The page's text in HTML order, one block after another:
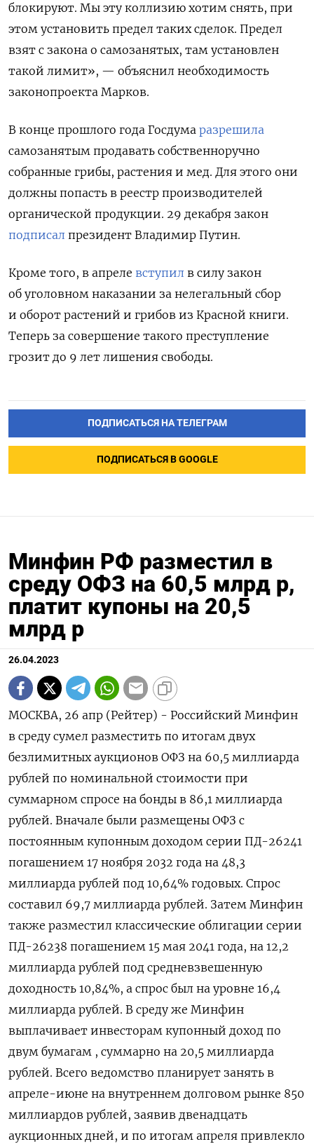
блокируют. Мы эту коллизию хотим снять, при
этом установить предел таких сделок. Предел
взят с закона о самозанятых, там установлен
такой лимит», — объяснил необходимость
законопроекта Марков.
В конце прошлого года Госдума разрешила
самозанятым продавать собственноручно
собранные грибы, растения и мед. Для этого они
должны попасть в реестр производителей
органической продукции. 29 декабря закон
подписал президент Владимир Путин.
Кроме того, в апреле вступил в силу закон
об уголовном наказании за нелегальный сбор
и оборот растений и грибов из Красной книги.
Теперь за совершение такого преступление
грозит до 9 лет лишения свободы.
ПОДПИСАТЬСЯ НА ТЕЛЕГРАМ
ПОДПИСАТЬСЯ В GOOGLE
Минфин РФ разместил в
среду ОФЗ на 60,5 млрд р,
платит купоны на 20,5
млрд р
26.04.2023
МОСКВА, 26 апр (Рейтер) - Российский Минфин
в среду сумел разместить по итогам двух
безлимитных аукционов ОФЗ на 60,5 миллиарда
рублей по номинальной стоимости при
суммарном спросе на бонды в 86,1 миллиарда
рублей. Вначале были размещены ОФЗ с
постоянным купонным доходом серии ПД-26241
погашением 17 ноября 2032 года на 48,3
миллиарда рублей под 10,64% годовых. Спрос
составил 69,7 миллиарда рублей. Затем Минфин
также разместил классические облигации серии
ПД-26238 погашением 15 мая 2041 года, на 12,2
миллиарда рублей под средневзвешенную
доходность 10,84%, а спрос был на уровне 16,4
миллиарда рублей. В среду же Минфин
выплачивает инвесторам купонный доход по
двум бумагам , суммарно на 20,5 миллиарда
рублей. Всего ведомство планирует занять в
апреле-июне на внутреннем долговом рынке 850
миллиардов рублей, заявив двенадцать
аукционных дней, и по итогам апреля привлекло